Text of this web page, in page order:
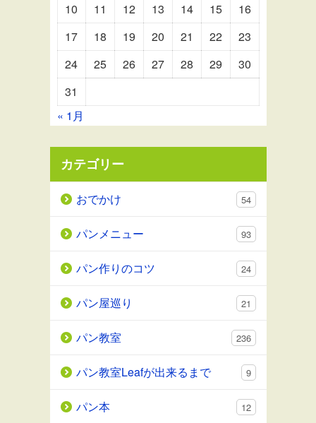
10
11 12 13 14 15
16
17
18 19 20 21 22
23
24
25 26 27 28 29
30
31
« 1月
カテゴリー
おでかけ 54
パンメニュー 93
パン作りのコツ 24
パン屋巡り 21
パン教室 236
パン教室Leafが出来るまで 9
パン本 12